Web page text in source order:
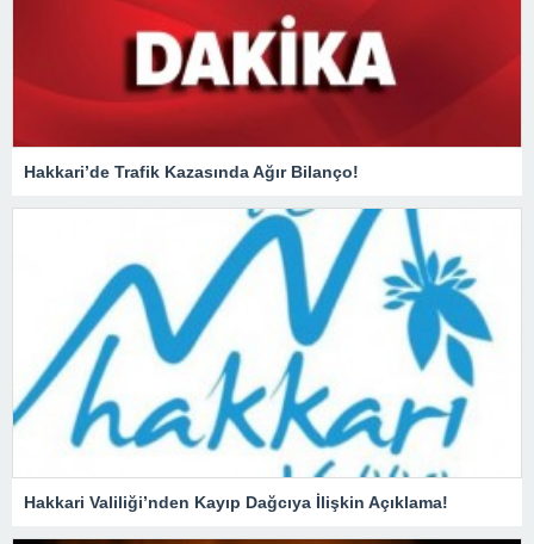
Hakkari’de Trafik Kazasında Ağır Bilanço!
Hakkari Valiliği’nden Kayıp Dağcıya İlişkin Açıklama!